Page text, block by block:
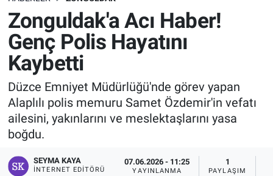
Zonguldak'a Acı Haber!
Genç Polis Hayatını
Kaybetti
Düzce Emniyet Müdürlüğü'nde görev yapan
Alaplılı polis memuru Samet Özdemir'in vefatı
ailesini, yakınlarını ve meslektaşlarını yasa
boğdu.
SEYMA KAYA
İNTERNET EDITÖRÜ
07.06.2026 - 11:25
YAYINLANMA
1
PAYLAŞIM
Çaycuma
Devrek
Kilimli
Asayiş
Zonguldak Namaz Vakitleri
Zonguldak Trafik Yoğunluk Haritası
Süper Lig Puan Durumu ve Fikstür
Tüm Manşetler